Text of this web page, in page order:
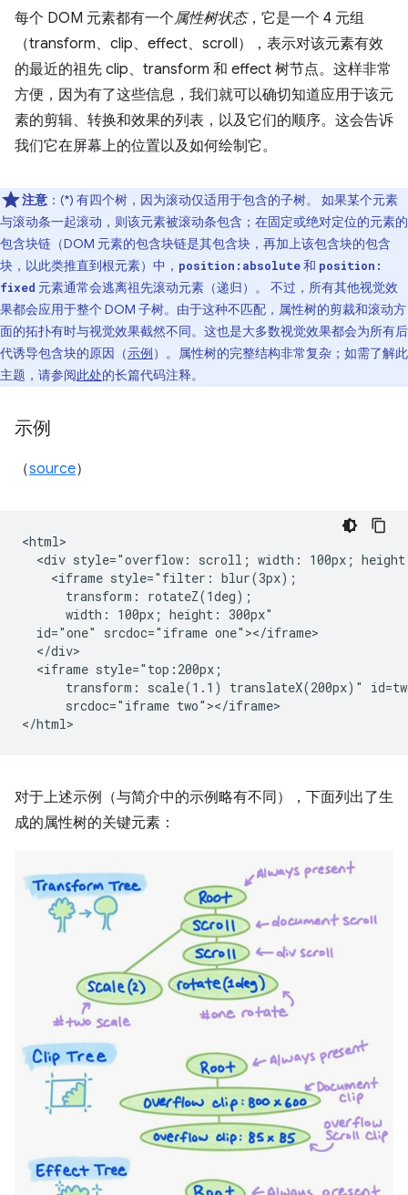
每个 DOM 元素都有一个属性树状态，它是一个 4 元组
（transform、clip、effect、scroll），表示对该元素有效
的最近的祖先 clip、transform 和 effect 树节点。这样非常
方便，因为有了这些信息，我们就可以确切知道应用于该元
素的剪辑、转换和效果的列表，以及它们的顺序。这会告诉
我们它在屏幕上的位置以及如何绘制它。
注意 ：(*) 有四个树，因为滚动仅适用于包含的子树。 如果某个元素
与滚动条一起滚动，则该元素被滚动条包含；在固定或绝对定位的元素的
包含块链（DOM 元素的包含块链是其包含块，再加上该包含块的包含
块，以此类推直到根元素）中， position:absolute和 position:
fixed 元素通常会逃离祖先滚动元素（递归）。 不过，所有其他视觉效
果都会应用于整个 DOM 子树。由于这种不匹配，属性树的剪裁和滚动方
面的拓扑有时与视觉效果截然不同。这也是大多数视觉效果都会为所有后
代诱导包含块的原因（示例）。属性树的完整结构非常复杂；如需了解此
主题，请参阅此处的长篇代码注释。
示例
（source）
<html>
<div style="overflow: scroll; width: 100px;
    <iframe style="filter: blur(3px);
      transform: rotateZ(1deg);
      width: 100px; height: 300px"
  id="one" srcdoc="iframe one"></iframe>
  </div>
  <iframe style="top:200px;
transform: scale(1.1) translateX(200px)"
      srcdoc="iframe two"></iframe>
对于上述示例（与简介中的示例略有不同），下面列出了生
成的属性树的关键元素：